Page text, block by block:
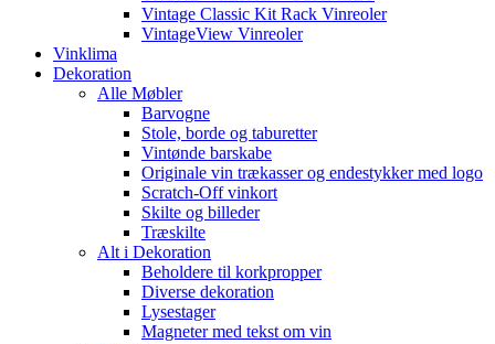
Vintage Classic Kit Rack Vinreoler
VintageView Vinreoler
Vinklima
Dekoration
Alle Møbler
Barvogne
Stole, borde og taburetter
Vintønde barskabe
Originale vin trækasser og endestykker med logo
Scratch-Off vinkort
Skilte og billeder
Træskilte
Alt i Dekoration
Beholdere til korkpropper
Diverse dekoration
Lysestager
Magneter med tekst om vin